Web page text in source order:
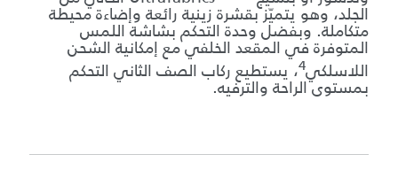
الجلد، وهو يتميّز بقشرة زينية رائعة وإضاءة محيطة
متكاملة. وبفضل وحدة التحكم بشاشة اللمس
المتوفرة في المقعد الخلفي مع إمكانية الشحن
اللاسلكي4، يستطيع ركاب الصف الثاني التحكم
بمستوى الراحة والترفيه.